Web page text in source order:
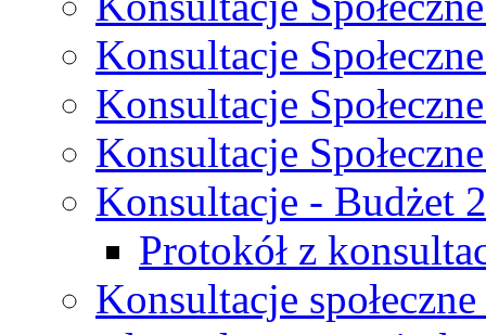
Konsultacje
Konsultacje
Konsultacje
Konsultacje - Budżet
Protokół z
Konsultacje